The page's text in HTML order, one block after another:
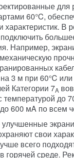
для
60°C,
В
Например,
3 м при 60°C
Категории 7A
до
600 мA по всем
свои
всего
горячей среде.